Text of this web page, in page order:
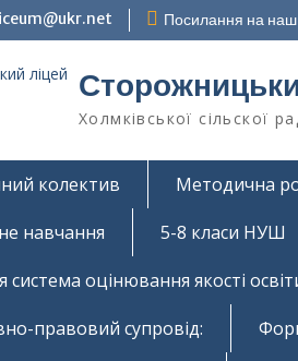
Посилання на наш
Холмківської сільскої
колектив Методична
навчання
5-8 класи НУШ
система оцінювання якості
правовий супровід: